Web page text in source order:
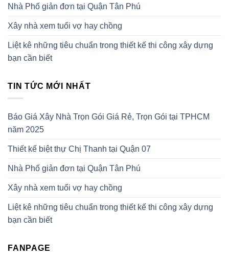
Nhà Phố giản đơn tại Quận Tân Phú
Xây nhà xem tuổi vợ hay chồng
Liệt kê những tiêu chuẩn trong thiết kế thi công xây dựng
bạn cần biết
TIN TỨC MỚI NHẤT
Báo Giá Xây Nhà Trọn Gói Giá Rẻ, Trọn Gói tại TPHCM
năm 2025
Thiết kế biệt thự Chị Thanh tại Quận 07
Nhà Phố giản đơn tại Quận Tân Phú
Xây nhà xem tuổi vợ hay chồng
Liệt kê những tiêu chuẩn trong thiết kế thi công xây dựng
bạn cần biết
FANPAGE